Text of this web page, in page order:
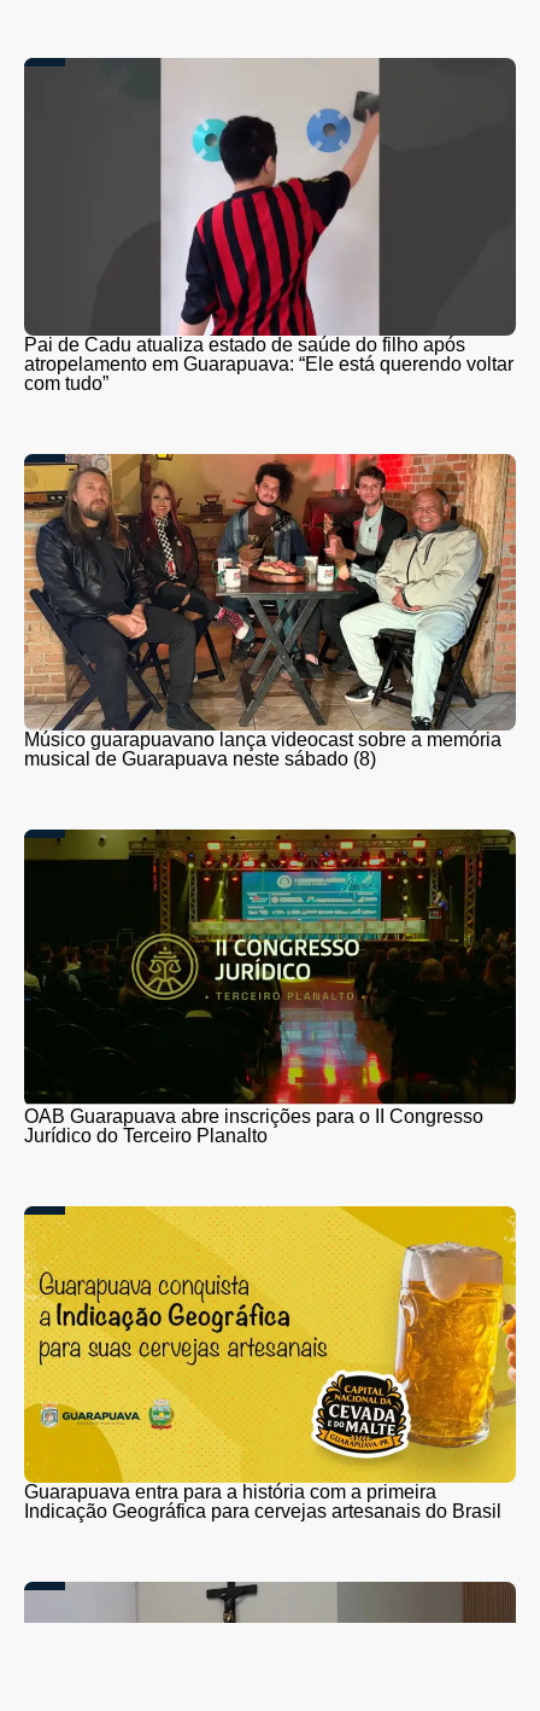
Pai de Cadu atualiza estado de saúde do filho após
atropelamento em Guarapuava: “Ele está querendo voltar
com tudo”
Músico guarapuavano lança videocast sobre a memória
musical de Guarapuava neste sábado (8)
OAB Guarapuava abre inscrições para o II Congresso
Jurídico do Terceiro Planalto
Guarapuava entra para a história com a primeira
Indicação Geográfica para cervejas artesanais do Brasil